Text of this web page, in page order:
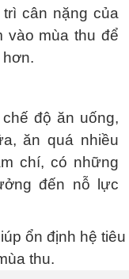
cân nặng của
vào mùa thu để
hơn.
độ ăn uống,
ăn quá nhiều
chí, có những
đến nỗ lực